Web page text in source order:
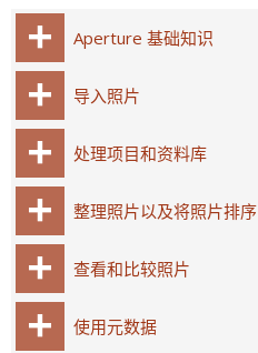
Aperture 基础知识
导入照片
处理项目和资料库
整理照片以及将照片排序
查看和比较照片
使用元数据